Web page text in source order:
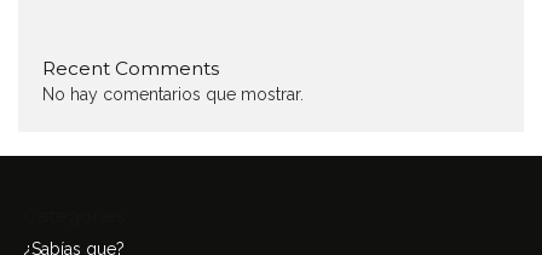
Recent Comments
No hay comentarios que mostrar.
¿Sabías que?